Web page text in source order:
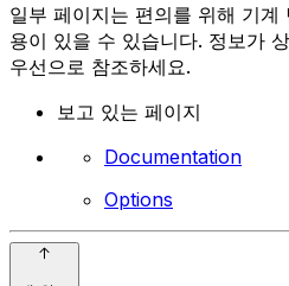
일부 페이지는 편의를 위해 기계
용이 있을 수 있습니다. 정보가
우선으로 참조하세요.
보고 있는 페이지
Documentation
Options